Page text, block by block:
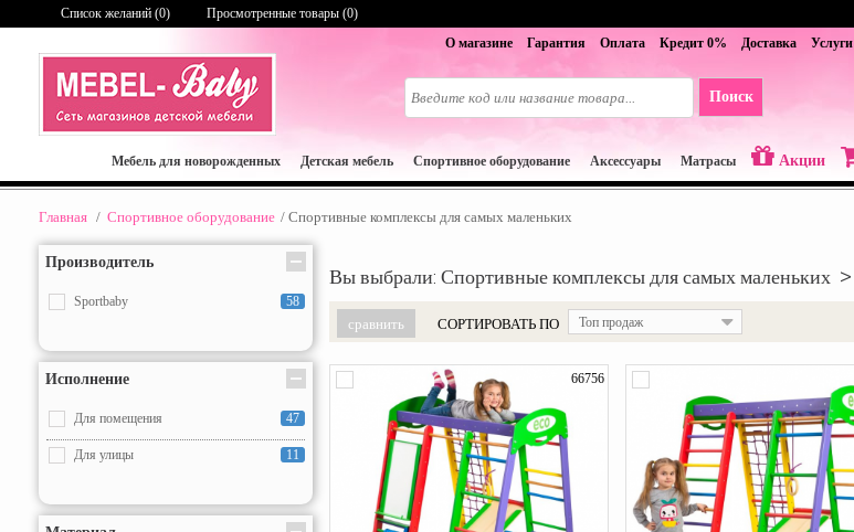
О магазине Гарантия Оплата Кредит 0% Доставка Услуги
Список желаний (0) Просмотренные товары (0)
Мебель для новорожденных Детская мебель Спортивное оборудование Аксессуары Матрасы Акции
Главная / Спортивное оборудование / Спортивные комплексы для самых маленьких
Производитель
Sportbaby 58
Исполнение
Для помещения 47
Для улицы 11
Вы выбрали: Спортивные комплексы для самых маленьких >
СОРТИРОВАТЬ ПО Топ продаж
66756